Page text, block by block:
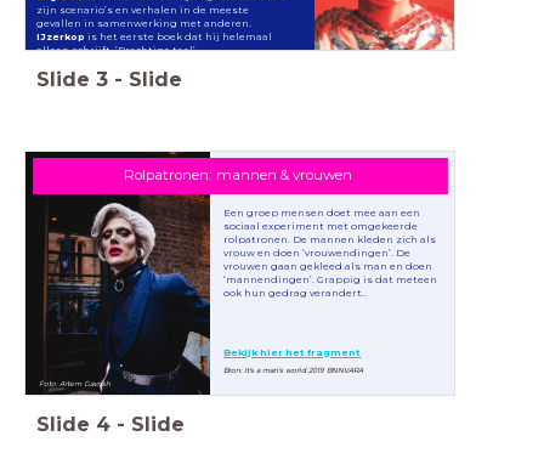
zijn scenario’s en verhalen in de meeste
gevallen in samenwerking met anderen.
IJzerkopis het eerste boek dat hij helemaal
alleen schrijft. ‘Prachtige taal’
Slide 3 - Slide
Een groep mensen doet mee aan een
sociaal experiment met omgekeerde
rolpatronen. De mannen kleden zich als
vrouw en doen ‘vrouwendingen’. De
vrouwen gaan gekleed als man en doen
‘mannendingen’. Grappig is dat meteen
ook hun gedrag verandert..
Foto: Artem Gavrish
Rolpatronen: mannen & vrouwen
Bekijk hier het fragment
Bron: It's a man's world 2019 BNNVARA
Slide 4 - Slide